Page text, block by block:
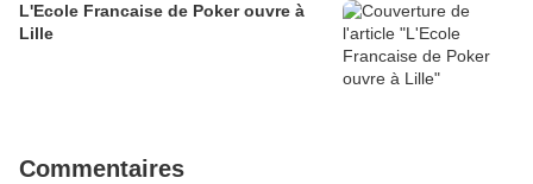
L'Ecole Francaise de Poker ouvre à
Lille
Commentaires